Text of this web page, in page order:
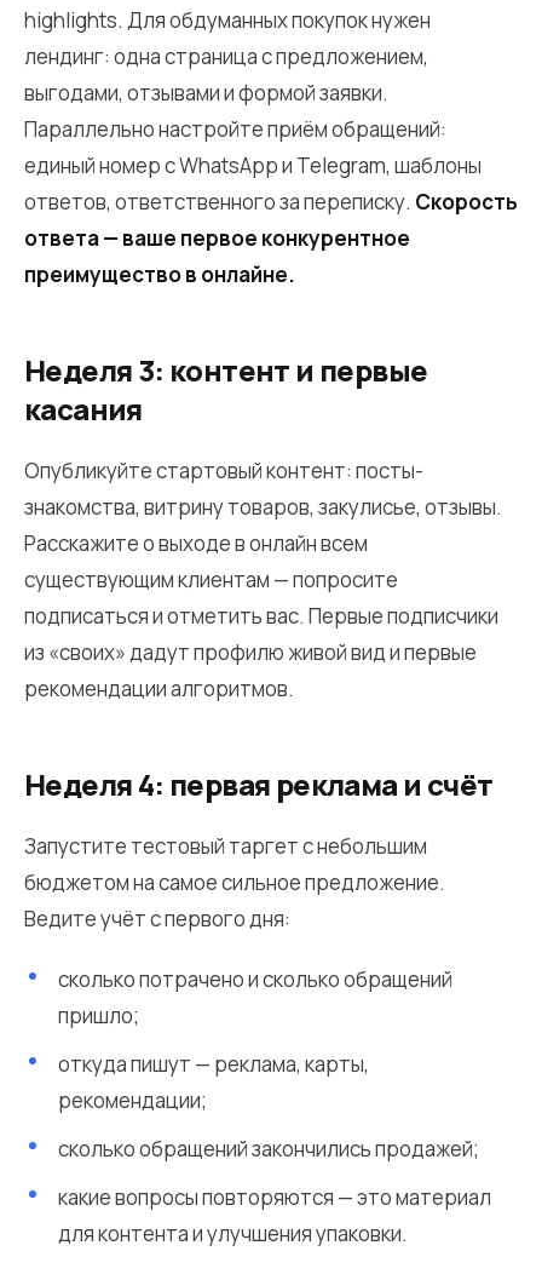
highlights. Для обдуманных покупок нужен
лендинг: одна страница с предложением,
выгодами, отзывами и формой заявки.
Параллельно настройте приём обращений:
единый номер с WhatsApp и Telegram, шаблоны
ответов, ответственного за переписку. Скорость
ответа — ваше первое конкурентное
преимущество в онлайне.
Неделя 3: контент и первые
касания
Опубликуйте стартовый контент: посты-
знакомства, витрину товаров, закулисье, отзывы.
Расскажите о выходе в онлайн всем
существующим клиентам — попросите
подписаться и отметить вас. Первые подписчики
из «своих» дадут профилю живой вид и первые
рекомендации алгоритмов.
Неделя 4: первая реклама и счёт
Запустите тестовый таргет с небольшим
бюджетом на самое сильное предложение.
Ведите учёт с первого дня:
сколько потрачено и сколько обращений
пришло;
откуда пишут — реклама, карты,
рекомендации;
сколько обращений закончились продажей;
какие вопросы повторяются — это материал
для контента и улучшения упаковки.